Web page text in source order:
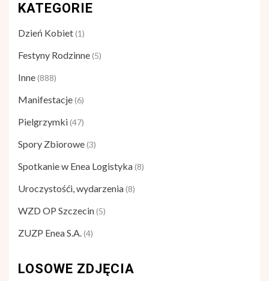
KATEGORIE
Dzień Kobiet(1)
Festyny Rodzinne(5)
Inne(888)
Manifestacje(6)
Pielgrzymki(47)
Spory Zbiorowe(3)
Spotkanie w Enea Logistyka(8)
Uroczystośći, wydarzenia(8)
WZD OP Szczecin(5)
ZUZP Enea S.A.(4)
LOSOWE ZDJĘCIA